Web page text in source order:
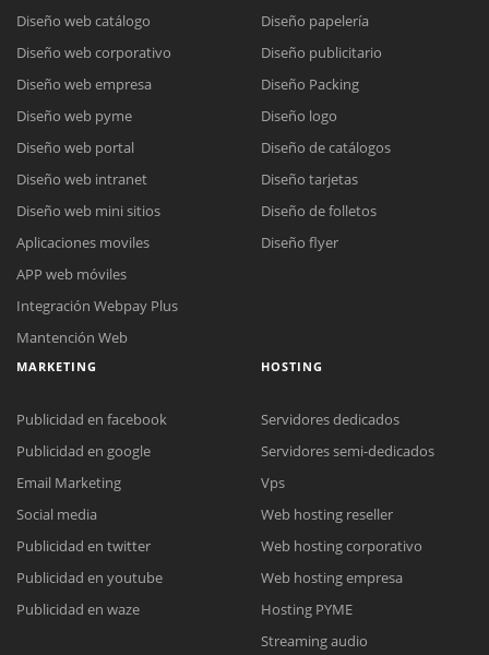
Reunión online
Meet para la reunión online.
Cotización
Chat Online
Todos nuestros ejecutivos están fuera de línea. Complete el formulario
Diseño web catálogo
Diseño web corporativo
Diseño web empresa
Diseño web pyme
Diseño web portal
Diseño web intranet
Diseño web mini sitios
Aplicaciones moviles
APP web móviles
Integración Webpay Plus
Mantención Web
Diseño papelería
Diseño publicitario
Diseño Packing
Diseño logo
Diseño de catálogos
Diseño tarjetas
Diseño de folletos
Diseño flyer
MARKETING
Publicidad en facebook
Publicidad en google
Email Marketing
Social media
Publicidad en twitter
Publicidad en youtube
Publicidad en waze
HOSTING
Servidores dedicados
Servidores semi-dedicados
Vps
Web hosting reseller
Web hosting corporativo
Web hosting empresa
Hosting PYME
Streaming audio